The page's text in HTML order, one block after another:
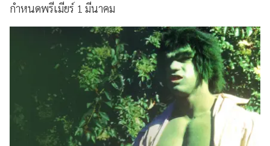
กำหนดพรีเมียร์ 1 มีนาคม